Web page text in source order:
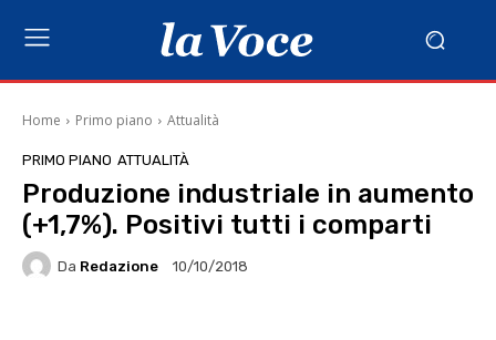
Home Primo piano Attualità
PRIMO PIANO ATTUALITÀ
Produzione industriale in aumento
(+1,7%). Positivi tutti i comparti
Da Redazione 10/10/2018